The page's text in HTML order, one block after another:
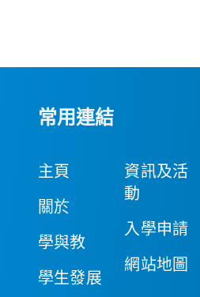
常用連結
主頁
關於
學與教
學生發展
資訊及活
動
入學申請
網站地圖